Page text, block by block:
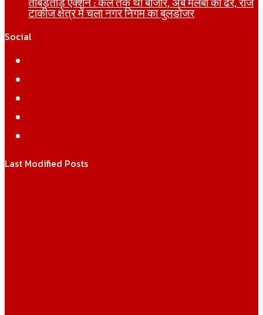
टाकीज क्षेत्र में चला नगर निगम का बुलडोजर
Social
Last Modified Posts